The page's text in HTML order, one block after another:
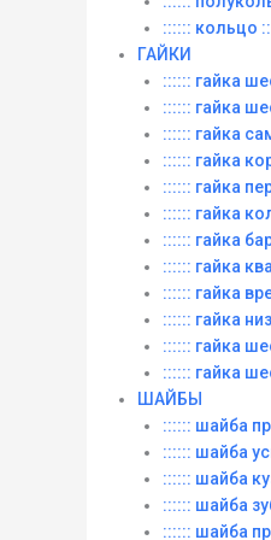
:::::: кольцо
ГАЙКИ
:::::: гайка
:::::: гайка
:::::: гайка
:::::: гайка
:::::: гайка
:::::: гайка
:::::: гайка
:::::: гайка
:::::: гайка
:::::: гайка
:::::: гайка
:::::: гайка
ШАЙБЫ
:::::: шайба
:::::: шайба
:::::: шайба
:::::: шайба
:::::: шайба